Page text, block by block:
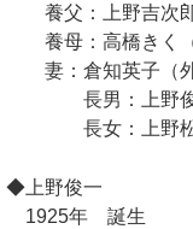
養父：上野吉次郎
養母：高橋きく（
妻：倉知英子（
長男：上野俊
長女：上野松
◆上野俊一
1925年 誕生